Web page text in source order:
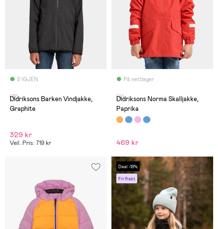
2 IGJEN
(0)
Didriksons Barken Vindjakke,
Graphite
329 kr
Veil. Pris: 719 kr
På nettlager
(4)
Didriksons Norma Skalljakke,
Paprika
469 kr
Deal -19%
Fri frakt